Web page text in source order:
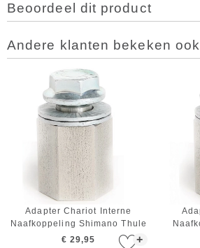
Beoordeel dit product
Andere klanten bekeken ook
+
Adapter Chariot Interne
Naafkoppeling Shimano Thule
€ 29,95